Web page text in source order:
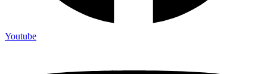
Youtube